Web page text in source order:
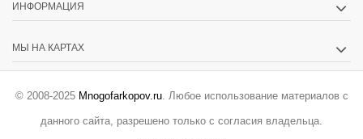
ИНФОРМАЦИЯ
МЫ НА КАРТАХ
© 2008-2025 Mnogofarkopov.ru. Любое использование материалов с
данного сайта, разрешено только с согласия владельца.